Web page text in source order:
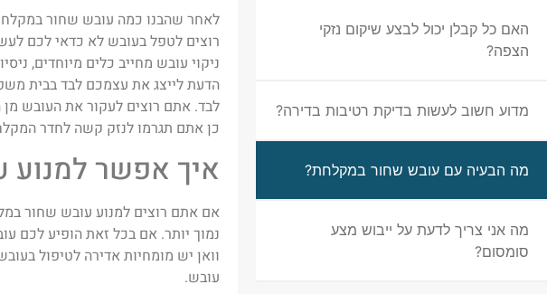
האם כל קבלן יכול לבצע שיקום נזקי
הצפה?
מדוע חשוב לעשות בדיקת רטיבות בדירה?
מה הבעיה עם עובש שחור במקלחת?
מה אני צריך לדעת על ייבוש מצע
סומסום?
לאחר שהבנו כמה עובש שחור
רוצים לטפל בעובש לא כדאי לכם
ניקוי עובש מחייב כלים מיוחדים,
הדעת לייצג את עצמכם לבד בבית
לבד. אתם רוצים לעקור את העובש מן
כן אתם תגרמו לנזק קשה לחדר
איך אפשר
אם אתם רוצים למנוע עובש שחור
נמוך יותר. אם בכל זאת הופיע לכם
וואן יש מומחיות אדירה לטיפול
עובש.